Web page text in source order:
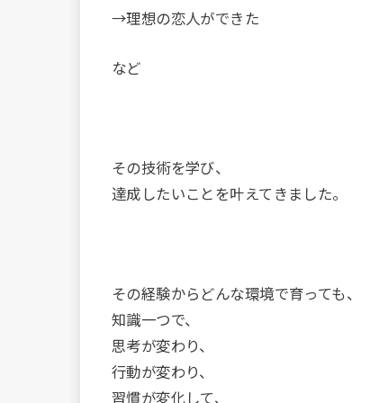
→理想の恋人ができた
など
その技術を学び、
達成したいことを叶えてきました。
その経験からどんな環境で育っても、
知識一つで、
思考が変わり、
行動が変わり、
習慣が変化して、